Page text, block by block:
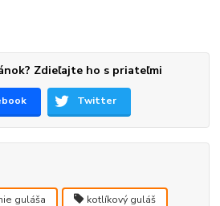
Zdieľajte ho s priateľmi
Twitter
guláša kotlíkový guláš